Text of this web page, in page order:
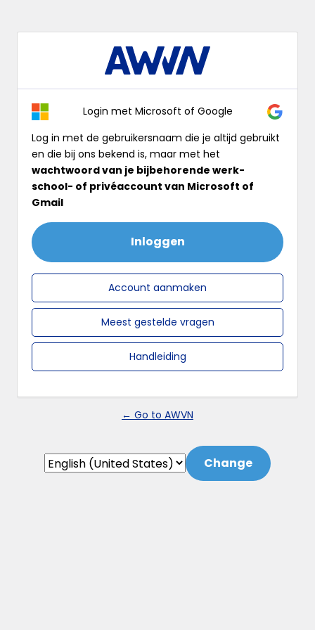
Login met Microsoft of Google
Log in met de gebruikersnaam die je altijd gebruikt
en die bij ons bekend is, maar met het
wachtwoord van je bijbehorende werk-
school- of privéaccount van Microsoft of
Gmail
Inloggen
Account aanmaken
Meest gestelde vragen
Handleiding
← Go to AWVN
Language